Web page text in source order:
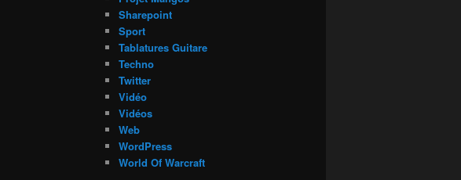
Sharepoint
Sport
Tablatures Guitare
Techno
Twitter
Vidéo
Vidéos
Web
WordPress
World Of Warcraft